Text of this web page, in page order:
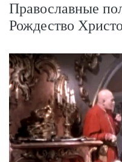
Православные
Рождество